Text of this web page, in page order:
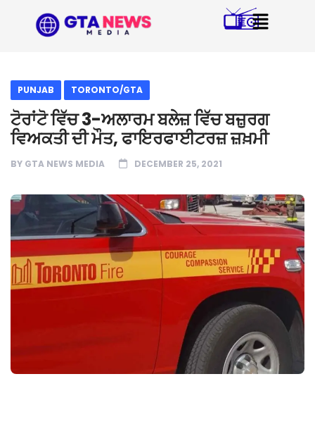
PUNJAB TORONTO/GTA
ਟੋਰਾਂਟੋ ਵਿੱਚ 3-ਅਲਾਰਮ ਬਲੇਜ਼ ਵਿੱਚ ਬਜ਼ੁਰਗ
ਵਿਅਕਤੀ ਦੀ ਮੌਤ, ਫਾਇਰਫਾਈਟਰਜ਼ ਜ਼ਖ਼ਮੀ
BY GTA NEWS MEDIA DECEMBER 25, 2021